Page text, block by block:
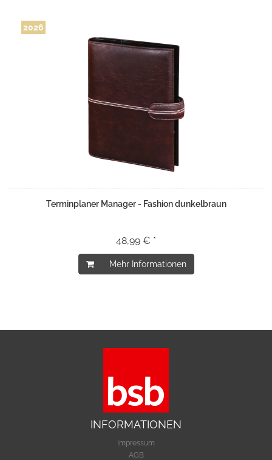
2026
Terminplaner Manager - Fashion dunkelbraun
48,99 € *
Mehr Informationen
INFORMATIONEN
Impressum
AGB